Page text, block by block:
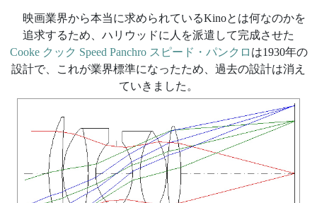
映画業界から本当に求められているKinoとは何なのかを
追求するため、ハリウッドに人を派遣して完成させた
Cooke クック Speed Panchro スピード・パンクロ は1930年の
設計で、これが業界標準になったため、過去の設計は消え
ていきました。